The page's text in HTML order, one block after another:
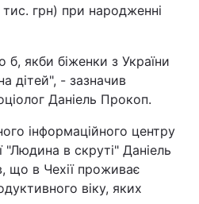
грн) при народженні
якби біженки з України
дітей", - зазначив
Даніель Прокоп.
інформаційного центру
"Людина в скруті" Даніель
що в Чехії проживає
віку, яких